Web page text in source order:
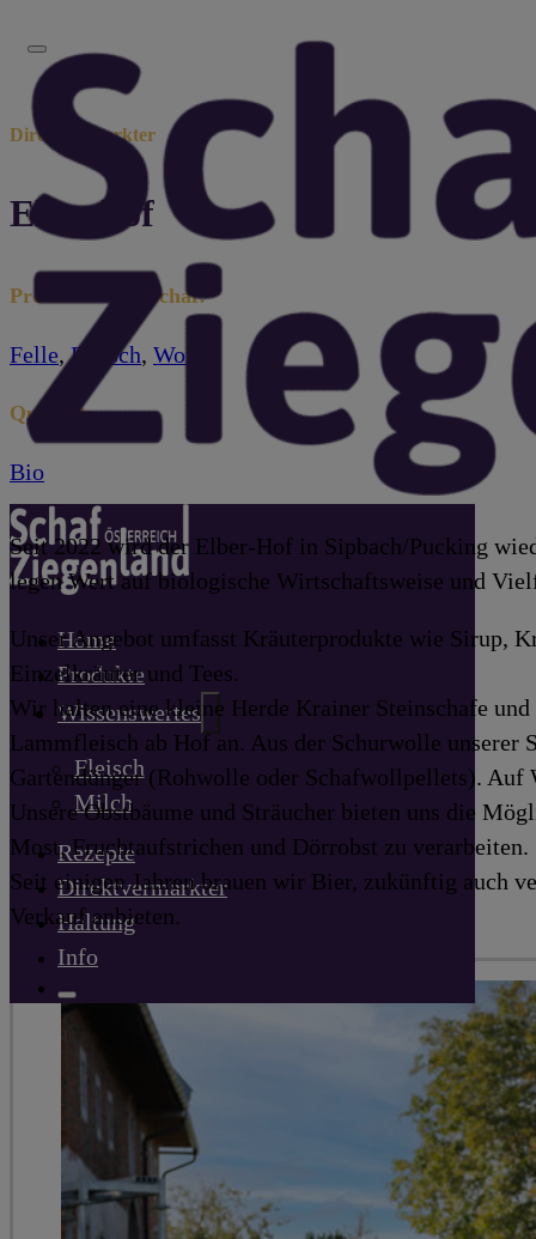
Home
Produkte
Wissenswertes
Fleisch
Milch
Rezepte
Direktvermarkter
Haltung
Info
Direktvermarkter
Elberhof
Produkte vom Schaf:
Felle,Fleisch, Wolle
Qualität:
Bio
Seit 2022 wird der Elber-Hof in Sipbach/Pucking
legen Wert auf biologische Wirtschaftsweise und
Unser Angebot umfasst Kräuterprodukte wie Sirup,
Einzelkräuter und Tees.
Wir halten eine kleine Herde Krainer Steinschafe
Lammfleisch ab Hof an. Aus der Schurwolle unserer
Gartendünger (Rohwolle oder Schafwollpellets). Auf
Unsere Obstbäume und Sträucher bieten uns die
Most, Fruchtaufstrichen und Dörrobst zu verarbeiten.
Seit einigen Jahren brauen wir Bier, zukünftig auch
Verkauf anbieten.